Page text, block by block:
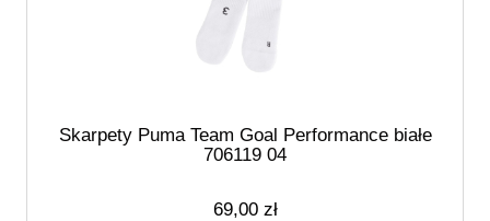
Skarpety Puma Team Goal Performance białe
706119 04
69,00 zł